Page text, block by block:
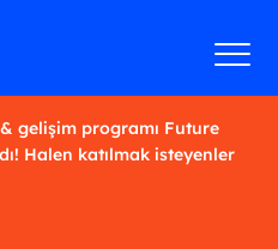
gelişim programı Future
Halen katılmak isteyenler